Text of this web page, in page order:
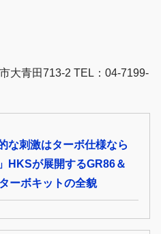
大青田713-2 TEL：04-7199-
な刺激はターボ仕様なら
HKSが展開するGR86＆
ーボキットの全貌